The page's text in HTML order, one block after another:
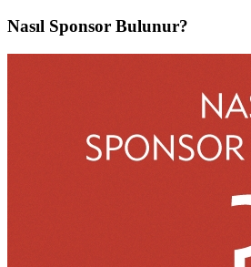
Nasıl Sponsor Bulunur?